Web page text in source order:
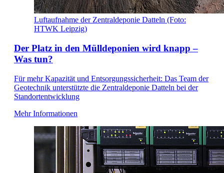
Luftaufnahme der Zentraldeponie Datteln (Foto:
HTWK Leipzig)
Der Platz in den Mülldeponien wird knapp –
Was tun?
Für mehr Kapazität und Entsorgungssicherheit: Das Team der
Geotechnik unterstützte die Zentraldeponie Datteln bei der
Standortentwicklung
Mehr Informationen